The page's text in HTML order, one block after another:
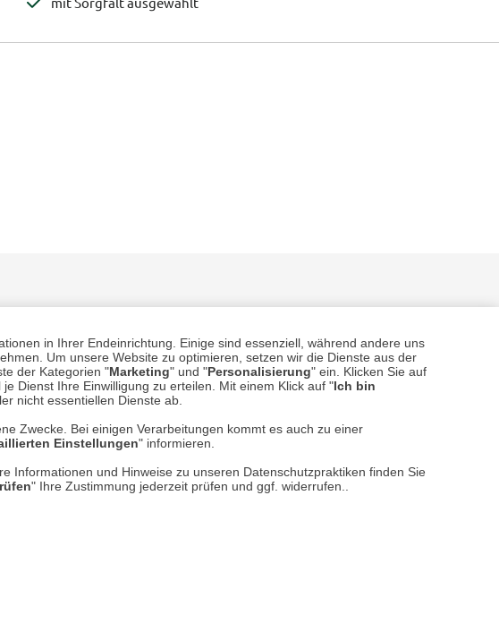
in Ihrer Endeinrichtung. Einige sind essenziell, während andere uns
Um unsere Website zu optimieren, setzen wir die Dienste aus der
der Kategorien "Marketing" und "Personalisierung" ein. Klicken Sie auf
Dienst Ihre Einwilligung zu erteilen. Mit einem Klick auf "Ich bin
nicht essentiellen Dienste ab.
Zwecke. Bei einigen Verarbeitungen kommt es auch zu einer
Einstellungen" informieren.
Informationen und Hinweise zu unseren Datenschutzpraktiken finden Sie
" Ihre Zustimmung jederzeit prüfen und ggf. widerrufen..
UnsereVersand- und Zahlungsarten